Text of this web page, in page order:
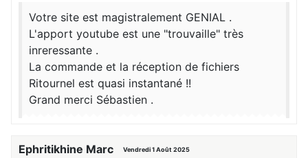
Votre site est magistralement GENIAL .
L'apport youtube est une "trouvaille" très
inreressante .
La commande et la réception de fichiers
Ritournel est quasi instantané !!
Grand merci Sébastien .
Ephritikhine Marc Vendredi 1 Août 2025